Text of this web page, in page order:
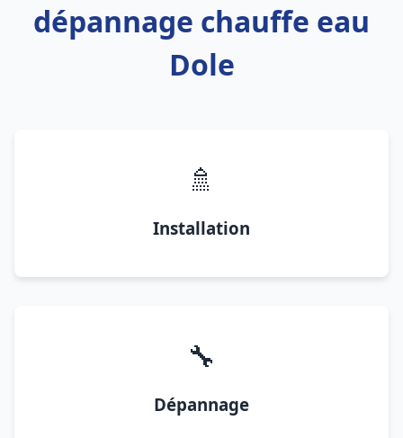
dépannage chauffe eau
Dole
🚿
Installation
🔧
Dépannage